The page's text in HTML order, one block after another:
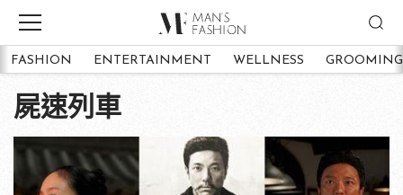
FASHION ENTERTAINMENT WELLNESS GROOMING
屍速列車